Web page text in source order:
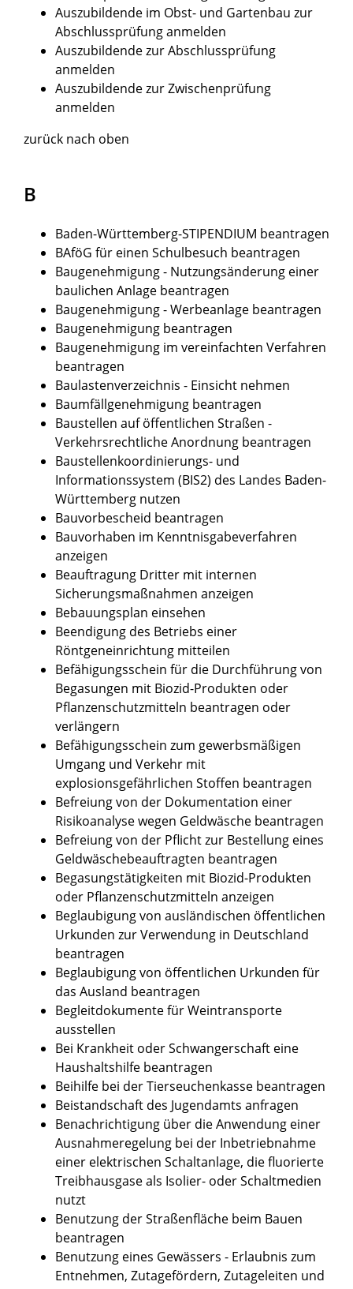
Auszubildende im Obst- und Gartenbau zur
Abschlussprüfung anmelden
Auszubildende zur Abschlussprüfung
anmelden
Auszubildende zur Zwischenprüfung
anmelden
zurück nach oben
B
Baden-Württemberg-STIPENDIUM beantragen
BAföG für einen Schulbesuch beantragen
Baugenehmigung - Nutzungsänderung einer
baulichen Anlage beantragen
Baugenehmigung - Werbeanlage beantragen
Baugenehmigung beantragen
Baugenehmigung im vereinfachten Verfahren
beantragen
Baulastenverzeichnis - Einsicht nehmen
Baumfällgenehmigung beantragen
Baustellen auf öffentlichen Straßen -
Verkehrsrechtliche Anordnung beantragen
Baustellenkoordinierungs- und
Informationssystem (BIS2) des Landes Baden-
Württemberg nutzen
Bauvorbescheid beantragen
Bauvorhaben im Kenntnisgabeverfahren
anzeigen
Beauftragung Dritter mit internen
Sicherungsmaßnahmen anzeigen
Bebauungsplan einsehen
Beendigung des Betriebs einer
Röntgeneinrichtung mitteilen
Befähigungsschein für die Durchführung von
Begasungen mit Biozid-Produkten oder
Pflanzenschutzmitteln beantragen oder
verlängern
Befähigungsschein zum gewerbsmäßigen
Umgang und Verkehr mit
explosionsgefährlichen Stoffen beantragen
Befreiung von der Dokumentation einer
Risikoanalyse wegen Geldwäsche beantragen
Befreiung von der Pflicht zur Bestellung eines
Geldwäschebeauftragten beantragen
Begasungstätigkeiten mit Biozid-Produkten
oder Pflanzenschutzmitteln anzeigen
Beglaubigung von ausländischen öffentlichen
Urkunden zur Verwendung in Deutschland
beantragen
Beglaubigung von öffentlichen Urkunden für
das Ausland beantragen
Begleitdokumente für Weintransporte
ausstellen
Bei Krankheit oder Schwangerschaft eine
Haushaltshilfe beantragen
Beihilfe bei der Tierseuchenkasse beantragen
Beistandschaft des Jugendamts anfragen
Benachrichtigung über die Anwendung einer
Ausnahmeregelung bei der Inbetriebnahme
einer elektrischen Schaltanlage, die fluorierte
Treibhausgase als Isolier- oder Schaltmedien
nutzt
Benutzung der Straßenfläche beim Bauen
beantragen
Benutzung eines Gewässers - Erlaubnis zum
Entnehmen, Zutagefördern, Zutageleiten und